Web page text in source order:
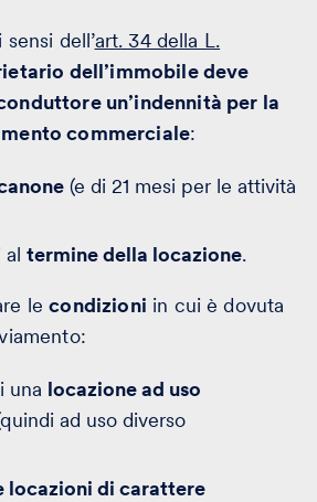
dell’art. 34 della L.
dell’immobile deve
un’indennità per la
commerciale:
(e di 21 mesi per le attività
altermine della locazione.
lecondizioni in cui è dovuta
una locazione ad uso
ad uso diverso
locazioni di carattere